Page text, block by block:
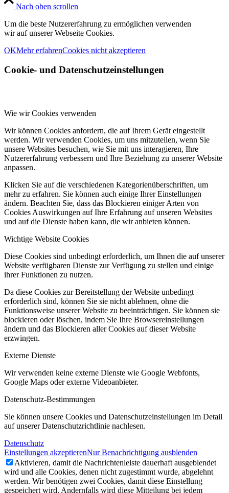
Nach oben scrollen
Um die beste Nutzererfahrung zu ermöglichen verwenden
wir auf unserer Webseite Cookies.
OKMehr erfahrenCookies nicht akzeptieren
Cookie- und Datenschutzeinstellungen
Wie wir Cookies verwenden
Wir können Cookies anfordern, die auf Ihrem Gerät eingestellt
werden. Wir verwenden Cookies, um uns mitzuteilen, wenn Sie
unsere Websites besuchen, wie Sie mit uns interagieren, Ihre
Nutzererfahrung verbessern und Ihre Beziehung zu unserer Website
anpassen.
Klicken Sie auf die verschiedenen Kategorienüberschriften, um
mehr zu erfahren. Sie können auch einige Ihrer Einstellungen
ändern. Beachten Sie, dass das Blockieren einiger Arten von
Cookies Auswirkungen auf Ihre Erfahrung auf unseren Websites
und auf die Dienste haben kann, die wir anbieten können.
Wichtige Website Cookies
Diese Cookies sind unbedingt erforderlich, um Ihnen die auf unserer
Website verfügbaren Dienste zur Verfügung zu stellen und einige
ihrer Funktionen zu nutzen.
Da diese Cookies zur Bereitstellung der Website unbedingt
erforderlich sind, können Sie sie nicht ablehnen, ohne die
Funktionsweise unserer Website zu beeinträchtigen. Sie können sie
blockieren oder löschen, indem Sie Ihre Browsereinstellungen
ändern und das Blockieren aller Cookies auf dieser Website
erzwingen.
Externe Dienste
Wir verwenden keine externe Dienste wie Google Webfonts,
Google Maps oder externe Videoanbieter.
Datenschutz-Bestimmungen
Sie können unsere Cookies und Datenschutzeinstellungen im Detail
auf unserer Datenschutzrichtlinie nachlesen.
Datenschutz
Einstellungen akzeptierenNur Benachrichtigung ausblenden
Aktivieren, damit die Nachrichtenleiste dauerhaft ausgeblendet
wird und alle Cookies, denen nicht zugestimmt wurde, abgelehnt
werden. Wir benötigen zwei Cookies, damit diese Einstellung
gespeichert wird. Andernfalls wird diese Mitteilung bei jedem